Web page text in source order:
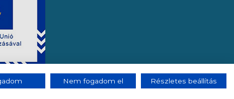
Nem fogadom el Részletes beállítás